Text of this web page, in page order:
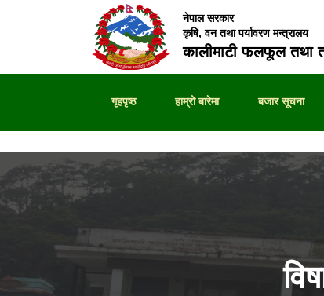
नेपाल सरकार
कृषि, वन तथा पर्यावरण मन्त्रालय
कालीमाटी फलफूल तथा
गृहपृष्ठ हाम्रो बारेमा बजार सूचना